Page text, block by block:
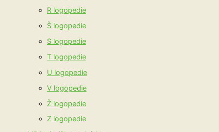
R logopedie
Š logopedie
S logopedie
T logopedie
U logopedie
V logopedie
Ž logopedie
Z logopedie